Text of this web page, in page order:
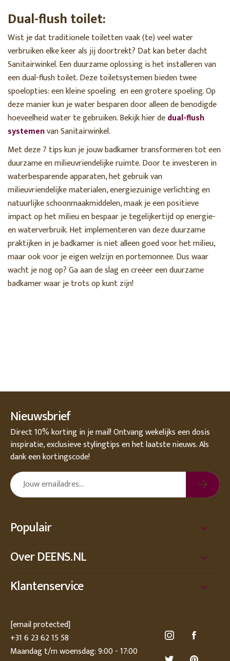
Dual-flush toilet:
Wist je dat traditionele toiletten vaak (te) veel water
verbruiken elke keer als jij doortrekt? Dat kan beter dacht
Sanitairwinkel. Een duurzame oplossing is het installeren van
een dual-flush toilet. Deze toiletsystemen bieden twee
spoelopties: een kleine spoeling en een grotere spoeling. Op
deze manier kun je water besparen door alleen de benodigde
hoeveelheid water te gebruiken. Bekijk hier dedual-flush
systemenvan Sanitairwinkel.
Met deze 7 tips kun je jouw badkamer transformeren tot een
duurzame en milieuvriendelijke ruimte. Door te investeren in
waterbesparende apparaten, het gebruik van
milieuvriendelijke materialen, energiezuinige verlichting en
natuurlijke schoonmaakmiddelen, maak je een positieve
impact op het milieu en bespaar je tegelijkertijd op energie-
en waterverbruik. Het implementeren van deze duurzame
praktijken in je badkamer is niet alleen goed voor het milieu,
maar ook voor je eigen welzijn en portemonnee. Dus waar
wacht je nog op? Ga aan de slag en creëer een duurzame
badkamer waar je trots op kunt zijn!
Nieuwsbrief
Direct 10% korting in je mail! Ontvang wekelijks een dosis
inspiratie, exclusieve stylingtips en het laatste nieuws. Als
dank een kortingscode!
Populair
Over DEENS.NL
Klantenservice
[email protected]
+31 6 23 62 15 58
Maandag t/m woensdag: 9:00 - 17:00